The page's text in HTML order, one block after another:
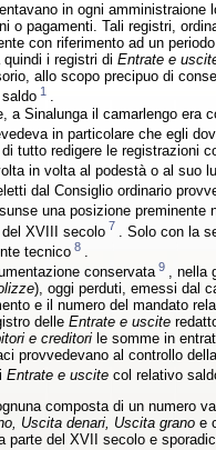
in ogni amministraione
o pagamenti. Tali registri,
con riferimento ad un
i registri di Entrate e
allo scopo precipuo di
1 .
a Sinalunga il camarlengo era
in particolare che egli
tutto redigere le registrazioni
in volta al podestà o al suo
dal Consiglio ordinario
una posizione
XVIII secolo 7
. Solo con la
tecnico 8 .
conservata 9 , nella
), oggi perduti, emessi dal
e il numero del mandato
delle Entrate e uscite
e creditori le somme in
provvedevano al controllo
Entrate e uscite col relativo
composta di un numero
Uscita denari, Uscita grano e
parte del XVII secolo e